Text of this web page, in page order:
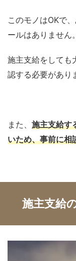
このモノはOKで
ールはありません。
施主支給をしても
認する必要があり
また、 施主支給す
いため、事前に相
施主支給